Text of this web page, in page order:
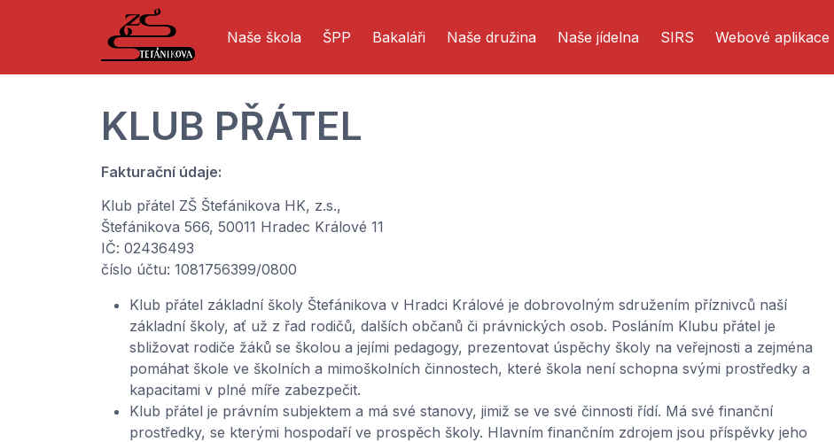
Naše škola ŠPP Bakaláři Naše družina Naše jídelna SIRS Webové aplikace
KLUB PŘÁTEL
Fakturační údaje:
Klub přátel ZŠ Štefánikova HK, z.s.,
Štefánikova 566, 50011 Hradec Králové 11
IČ: 02436493
číslo účtu: 1081756399/0800
Klub přátel základní školy Štefánikova v Hradci Králové je dobrovolným sdružením příznivců naší
základní školy, ať už z řad rodičů, dalších občanů či právnických osob. Posláním Klubu přátel je
sbližovat rodiče žáků se školou a jejími pedagogy, prezentovat úspěchy školy na veřejnosti a zejména
pomáhat škole ve školních a mimoškolních činnostech, které škola není schopna svými prostředky a
kapacitami v plné míře zabezpečit.
Klub přátel je právním subjektem a má své stanovy, jimiž se ve své činnosti řídí. Má své finanční
prostředky, se kterými hospodaří ve prospěch školy. Hlavním finančním zdrojem jsou příspěvky jeho